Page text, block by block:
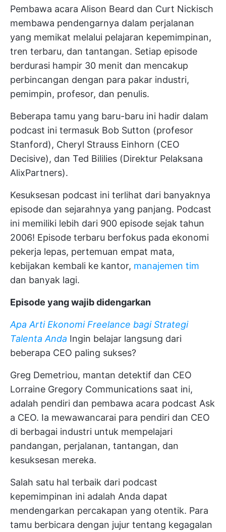
Pembawa acara Alison Beard dan Curt Nickisch
membawa pendengarnya dalam perjalanan
yang memikat melalui pelajaran kepemimpinan,
tren terbaru, dan tantangan. Setiap episode
berdurasi hampir 30 menit dan mencakup
perbincangan dengan para pakar industri,
pemimpin, profesor, dan penulis.
Beberapa tamu yang baru-baru ini hadir dalam
podcast ini termasuk Bob Sutton (profesor
Stanford), Cheryl Strauss Einhorn (CEO
Decisive), dan Ted Bililies (Direktur Pelaksana
AlixPartners).
Kesuksesan podcast ini terlihat dari banyaknya
episode dan sejarahnya yang panjang. Podcast
ini memiliki lebih dari 900 episode sejak tahun
2006! Episode terbaru berfokus pada ekonomi
pekerja lepas, pertemuan empat mata,
kebijakan kembali ke kantor, manajemen tim
dan banyak lagi.
Episode yang wajib didengarkan
Apa Arti Ekonomi Freelance bagi Strategi
Talenta Anda Ingin belajar langsung dari
beberapa CEO paling sukses?
Greg Demetriou, mantan detektif dan CEO
Lorraine Gregory Communications saat ini,
adalah pendiri dan pembawa acara podcast Ask
a CEO. Ia mewawancarai para pendiri dan CEO
di berbagai industri untuk mempelajari
pandangan, perjalanan, tantangan, dan
kesuksesan mereka.
Salah satu hal terbaik dari podcast
kepemimpinan ini adalah Anda dapat
mendengarkan percakapan yang otentik. Para
tamu berbicara dengan jujur tentang kegagalan